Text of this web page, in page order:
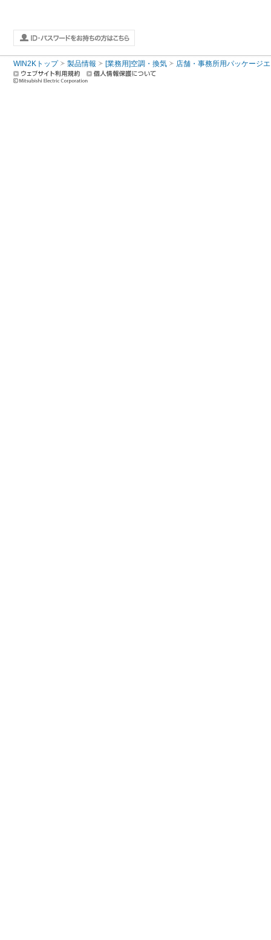
WIN2Kトップ 製品情報 [業務用]空調・換気 店舗・事務所用パッケージ